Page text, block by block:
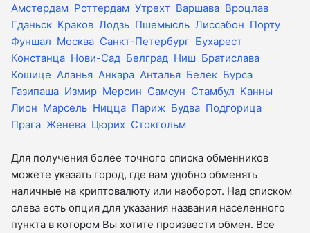
Амстердам Роттердам Утрехт Варшава Вроцлав
Гданьск Краков Лодзь Пшемысль Лиссабон Порту
Фуншал Москва Санкт-Петербург Бухарест
Констанца Нови-Сад Белград Ниш Братислава
Кошице Аланья Анкара Анталья Белек Бурса
Газипаша Измир Мерсин Самсун Стамбул Канны
Лион Марсель Ницца Париж Будва Подгорица
Прага Женева Цюрих Стокгольм
Для получения более точного списка обменников
можете указать город, где вам удобно обменять
наличные на криптовалюту или наоборот. Над списком
слева есть опция для указания названия населенного
пункта в котором Вы хотите произвести обмен. Все